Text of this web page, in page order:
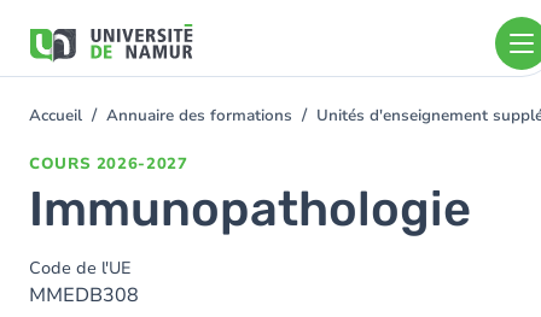
contenu
You
Accueil Annuaire des formations Unités d'enseignement
COURS 2026-2027
Immunopathologie
Code de l'UE
MMEDB308